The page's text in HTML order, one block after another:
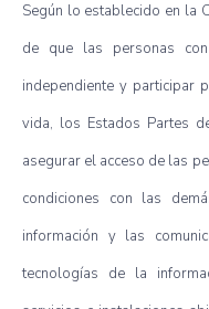
Según lo establecido en la
de que las personas con
independiente y participar
vida, los Estados Partes
asegurar el acceso de las
condiciones con las
información y las
tecnologías de la